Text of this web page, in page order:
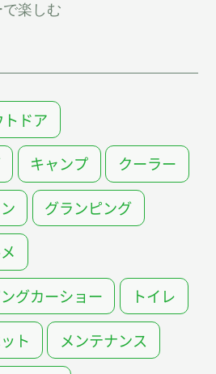
楽しむ
トドア
キャンプ クーラー
グランピング
グカーショー トイレ
ト メンテナンス